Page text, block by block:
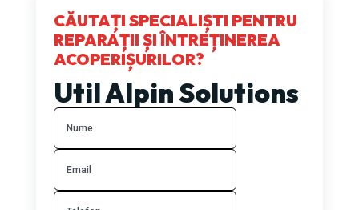
CĂUTAȚI SPECIALIȘTI PENTRU
REPARAȚII ȘI ÎNTREȚINEREA
ACOPERIȘURILOR?
Util Alpin Solutions